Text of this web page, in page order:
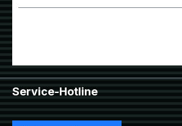
Service-Hotline